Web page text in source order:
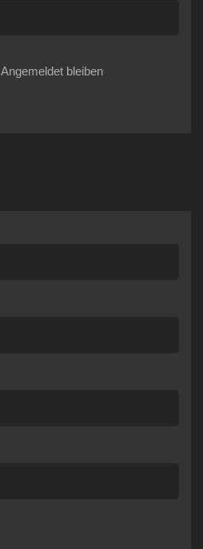
Angemeldet bleiben